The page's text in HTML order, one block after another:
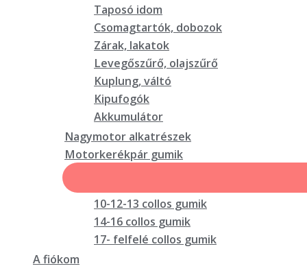
Taposó idom
Csomagtartók, dobozok
Zárak, lakatok
Levegőszűrő, olajszűrő
Kuplung, váltó
Kipufogók
Akkumulátor
Nagymotor alkatrészek
Motorkerékpár gumik
10-12-13 collos gumik
14-16 collos gumik
17- felfelé collos gumik
A fiókom